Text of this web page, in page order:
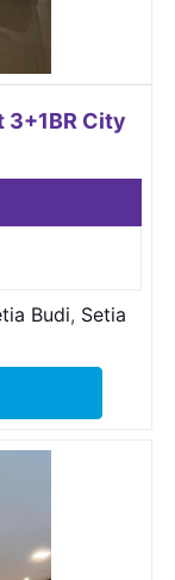
3+1BR City
Budi, Setia